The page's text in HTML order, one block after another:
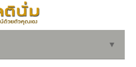
▼